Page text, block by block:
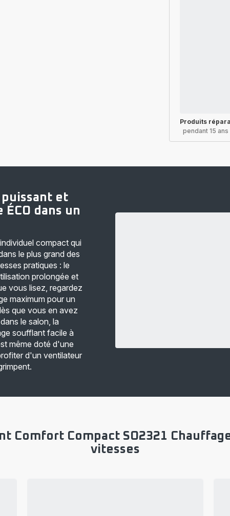
Produits
pendant 15 ans
et
dans un
compact qui
le plus grand des
pratiques : le
prolongée et
vous lisez, regardez
maximum pour un
que vous en avez
le salon, la
soufflant facile à
même doté d'une
d'un ventilateur
Comfort Compact SO2321
vitesses